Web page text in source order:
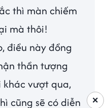
thì màn chiếm
mà thôi!
điều này đồng
thần tượng
vượt qua,
cũng sẽ có diễn
×